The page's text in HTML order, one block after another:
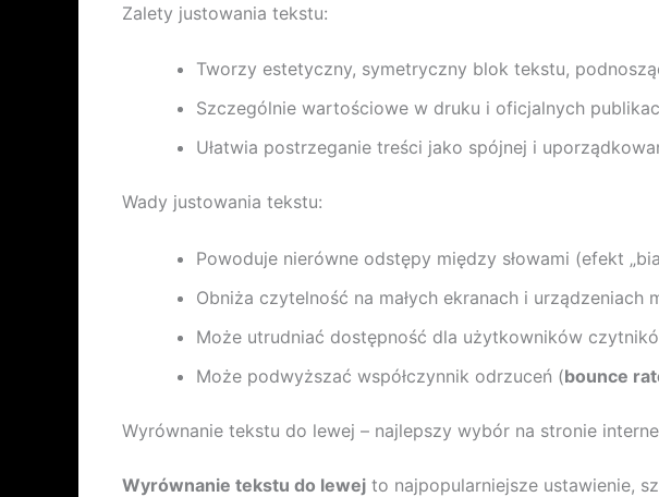
Zalety justowania tekstu:
Tworzy estetyczny, symetryczny blok tekstu,
Szczególnie wartościowe w druku i oficjalnych
Ułatwia postrzeganie treści jako spójnej i
Wady justowania tekstu:
Powoduje nierówne odstępy między słowami (efekt
Obniża czytelność na małych ekranach i urządzeniach
Może utrudniać dostępność dla użytkowników
Może podwyższać współczynnik odrzuceń (bounce
Wyrównanie tekstu do lewej – najlepszy wybór na stronie
Wyrównanie tekstu do lewej to najpopularniejsze ustawienie,